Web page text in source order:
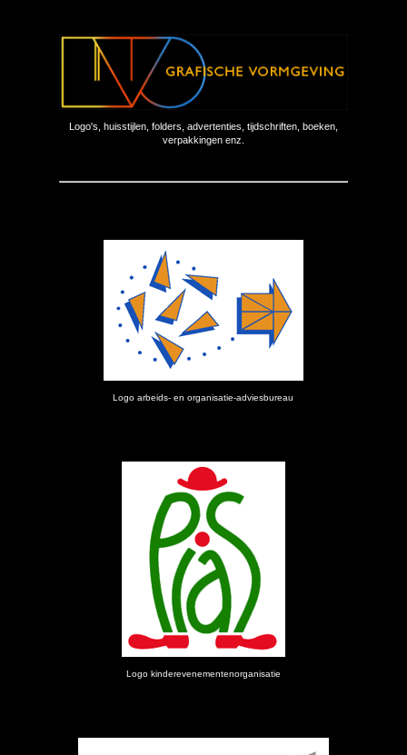
Logo's, huisstijlen, folders, advertenties, tijdschriften, boeken,
verpakkingen enz.
Logo arbeids- en organisatie-adviesbureau
Logo kinderevenementenorganisatie